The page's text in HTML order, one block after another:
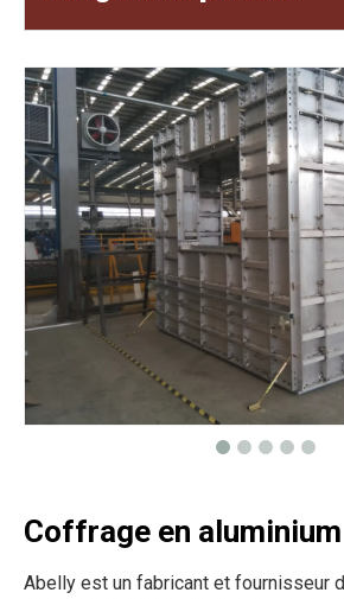
Coffrage en aluminium
Abelly est un fabricant et fournisseur